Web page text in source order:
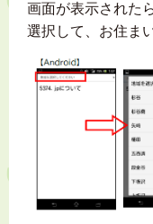
画面が表示された
選択して、お住ま